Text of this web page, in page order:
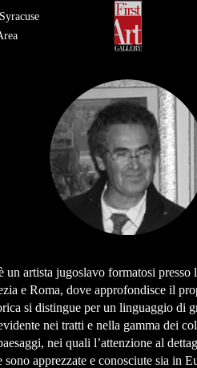
un artista jugoslavo formatosi
e Roma, dove approfondisce il
si distingue per un linguaggio di
nei tratti e nella gamma dei
nei quali l’attenzione al
apprezzate e conosciute sia in